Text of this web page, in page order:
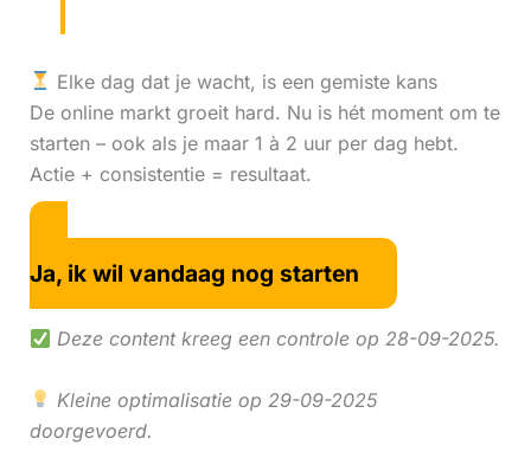
Elke dag dat je wacht, is een gemiste kans
De online markt groeit hard. Nu is hét moment om te
starten – ook als je maar 1 à 2 uur per dag hebt.
Actie + consistentie = resultaat.
Ja, ik wil vandaag nog starten
Deze content kreeg een controle op 28-09-2025.
Kleine optimalisatie op 29-09-2025
doorgevoerd.